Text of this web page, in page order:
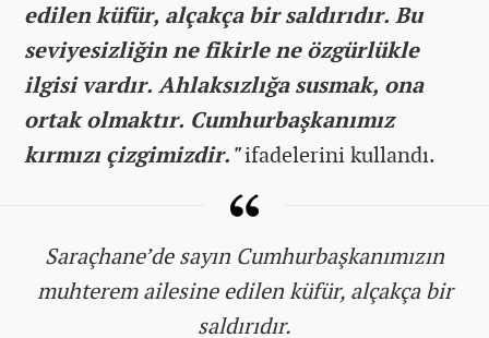
edilen küfür, alçakça bir saldırıdır. Bu
seviyesizliğin ne fikirle ne özgürlükle
ilgisi vardır. Ahlaksızlığa susmak, ona
ortak olmaktır. Cumhurbaşkanımız
kırmızı çizgimizdir."ifadelerini kullandı.
Saraçhane’de sayın Cumhurbaşkanımızın
muhterem ailesine edilen küfür, alçakça bir
saldırıdır.